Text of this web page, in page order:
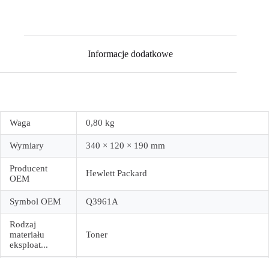
Informacje dodatkowe
Waga 0,80 kg
Wymiary 340 × 120 × 190 mm
Producent
OEM
Hewlett Packard
Symbol OEM Q3961A
Rodzaj
materiału
eksploat...
Toner